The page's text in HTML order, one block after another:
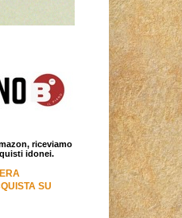
riceviamo
idonei.
SU